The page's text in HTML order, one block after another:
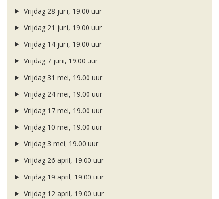
Vrijdag 28 juni, 19.00 uur
Vrijdag 21 juni, 19.00 uur
Vrijdag 14 juni, 19.00 uur
Vrijdag 7 juni, 19.00 uur
Vrijdag 31 mei, 19.00 uur
Vrijdag 24 mei, 19.00 uur
Vrijdag 17 mei, 19.00 uur
Vrijdag 10 mei, 19.00 uur
Vrijdag 3 mei, 19.00 uur
Vrijdag 26 april, 19.00 uur
Vrijdag 19 april, 19.00 uur
Vrijdag 12 april, 19.00 uur